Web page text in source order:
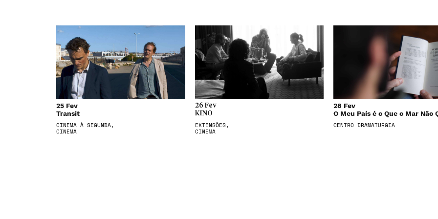
25 Fev
Transit
CINEMA À SEGUNDA,
CINEMA
26 Fev
KINO
EXTENSÕES,
CINEMA
28 Fev
O Meu País é o Que o Mar Não
CENTRO DRAMATURGIA